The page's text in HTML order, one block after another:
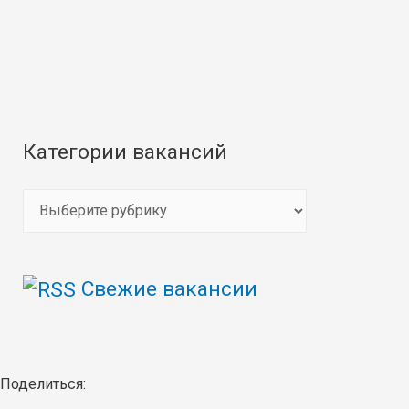
Категории вакансий
е
р
Свежие вакансии
Поделиться: